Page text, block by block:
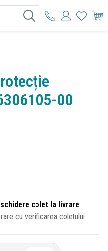
00
colet la livrare
cu verificarea coletului